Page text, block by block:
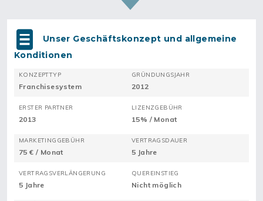
Unser Geschäftskonzept und allgemeine
Konditionen
KONZEPTTYP
Franchisesystem
GRÜNDUNGSJAHR
2012
ERSTER PARTNER
2013
LIZENZGEBÜHR
15% / Monat
MARKETINGGEBÜHR
75 € / Monat
VERTRAGSDAUER
5 Jahre
VERTRAGSVERLÄNGERUNG
5 Jahre
QUEREINSTIEG
Nicht möglich